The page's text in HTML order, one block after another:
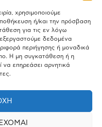
χρησιμοποιούμε
ή/και την πρόσβαση
για τις εν λόγω
δεδομένα
περιήγησης ή μοναδικά
Η μη συγκατάθεση ή η
επηρεάσει αρνητικά